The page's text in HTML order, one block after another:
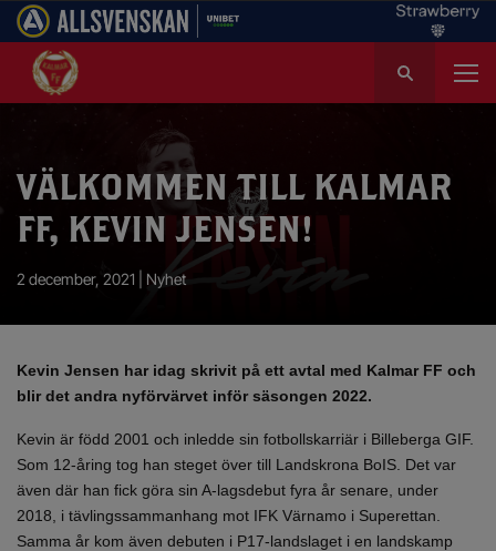
k
t
VÄLKOMMEN TILL KALMAR
FF, KEVIN JENSEN!
2 december, 2021 | Nyhet
Kevin Jensen har idag skrivit på ett avtal med Kalmar FF och
blir det andra nyförvärvet inför säsongen 2022.
Kevin är född 2001 och inledde sin fotbollskarriär i Billeberga GIF.
Som 12-åring tog han steget över till Landskrona BoIS. Det var
även där han fick göra sin A-lagsdebut fyra år senare, under
2018, i tävlingssammanhang mot IFK Värnamo i Superettan.
Samma år kom även debuten i P17-landslaget i en landskamp